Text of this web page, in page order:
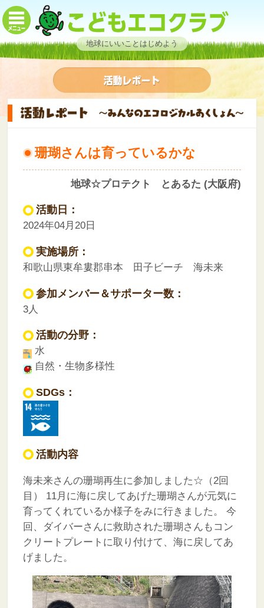
地球にいいことはじめよう
珊瑚さんは育っているかな
地球☆プロテクト とあるた (大阪府)
活動日：
2024年04月20日
実施場所：
和歌山県東牟婁郡串本 田子ビーチ 海未来
参加メンバー＆サポーター数：
3人
活動の分野：
水
自然・生物多様性
SDGs：
活動内容
海未来さんの珊瑚再生に参加しました☆（2回
目）
11月に海に戻してあげた珊瑚さんが元気に
育ってくれているか様子をみに行きました。
今
回、ダイバーさんに救助された珊瑚さんもコン
クリートプレートに取り付けて、海に戻してあ
げました。